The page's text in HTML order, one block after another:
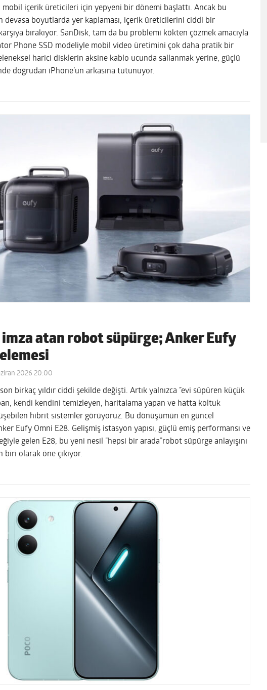
mobil içerik üreticileri için yepyeni bir dönemi başlattı. Ancak bu
devasa boyutlarda yer kaplaması, içerik üreticilerini ciddi bir
bırakıyor. SanDisk, tam da bu problemi kökten çözmek amacıyla
Phone SSD modeliyle mobil video üretimini çok daha pratik bir
harici disklerin aksine kablo ucunda sallanmak yerine, güçlü
doğrudan iPhone’un arkasına tutunuyor.
imza atan robot süpürge; Anker Eufy
2026 20:00
birkaç yıldır ciddi şekilde değişti. Artık yalnızca ”evi süpüren küçük
kendi kendini temizleyen, haritalama yapan ve hatta koltuk
hibrit sistemler görüyoruz. Bu dönüşümün en güncel
Eufy Omni E28. Gelişmiş istasyon yapısı, güçlü emiş performansı ve
gelen E28, bu yeni nesil ”hepsi bir arada”robot süpürge anlayışını
olarak öne çıkıyor.